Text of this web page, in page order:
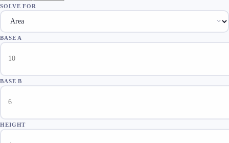
SOLVE FOR
BASE A
BASE B
HEIGHT